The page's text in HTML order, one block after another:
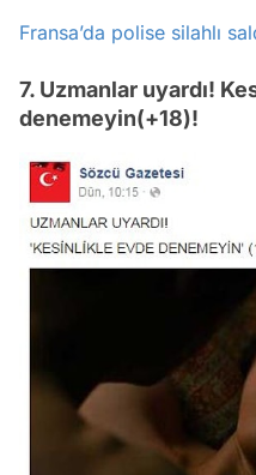
Fransa’da polise silahlı
7. Uzmanlar uyardı!
denemeyin(+18)!